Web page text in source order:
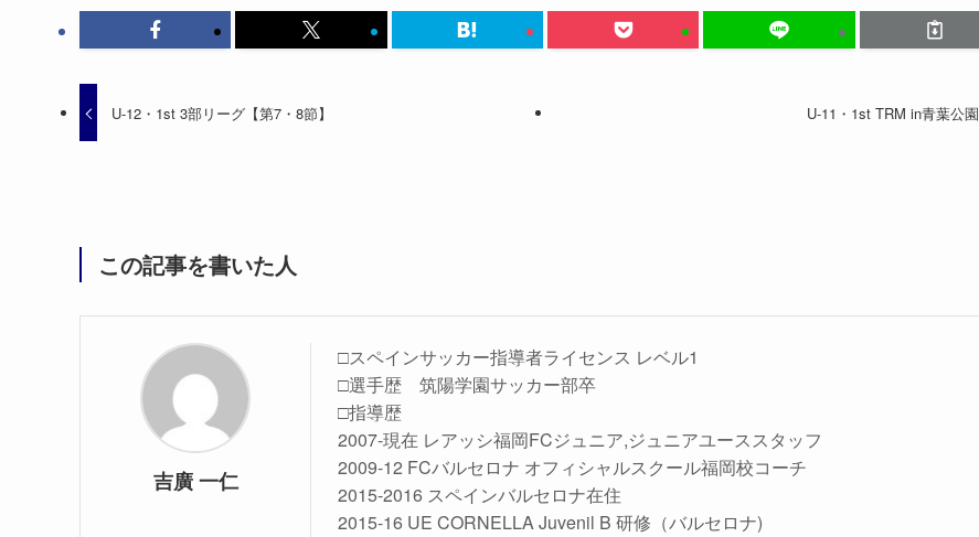
U-12・1st 3部リーグ【第7・8節】 U-11・1st TRM in青葉公園
この記事を書いた人
吉廣 一仁
□スペインサッカー指導者ライセンス レベル1
□選手歴 筑陽学園サッカー部卒
□指導歴
2007-現在 レアッシ福岡FCジュニア,ジュニアユーススタッフ
2009-12 FCバルセロナ オフィシャルスクール福岡校コーチ
2015-2016 スペインバルセロナ在住
2015-16 UE CORNELLA Juvenil B 研修（バルセロナ)